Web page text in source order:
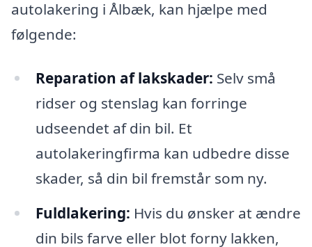
autolakering i Ålbæk, kan hjælpe med
følgende:
Reparation af lakskader: Selv små
ridser og stenslag kan forringe
udseendet af din bil. Et
autolakeringfirma kan udbedre disse
skader, så din bil fremstår som ny.
Fuldlakering: Hvis du ønsker at ændre
din bils farve eller blot forny lakken,